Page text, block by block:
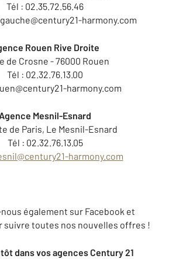
Tél : 02.35.72.56.46
harmony.com
Rouen Rive Droite
de Crosne - 76000 Rouen
Tél : 02.32.76.13.00
harmony.com
Agence Mesnil-Esnard
de Paris, Le Mesnil-Esnard
Tél : 02.32.76.13.05
harmony.com
également sur Facebook et
suivre toutes nos nouvelles offres !
dans vos agences Century 21